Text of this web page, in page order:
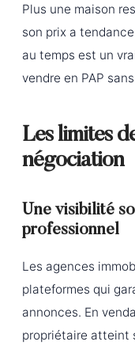
Plus une maison
son prix a
au temps est un
vendre en PAP
Les limites
négociation
Une visibilité
professionnel
Les agences
plateformes qui
annonces. En
propriétaire atteint